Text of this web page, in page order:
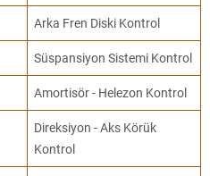
Arka Fren Diski Kontrol
Süspansiyon Sistemi Kontrol
Amortisör - Helezon Kontrol
Direksiyon - Aks Körük
Kontrol